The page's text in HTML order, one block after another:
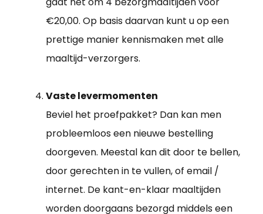
€20,00. Op basis daarvan kunt u op een
prettige manier kennismaken met alle
maaltijd-verzorgers.
Vaste levermomenten
Beviel het proefpakket? Dan kan men
probleemloos een nieuwe bestelling
doorgeven. Meestal kan dit door te bellen,
door gerechten in te vullen, of email /
internet. De kant-en-klaar maaltijden
worden doorgaans bezorgd middels een